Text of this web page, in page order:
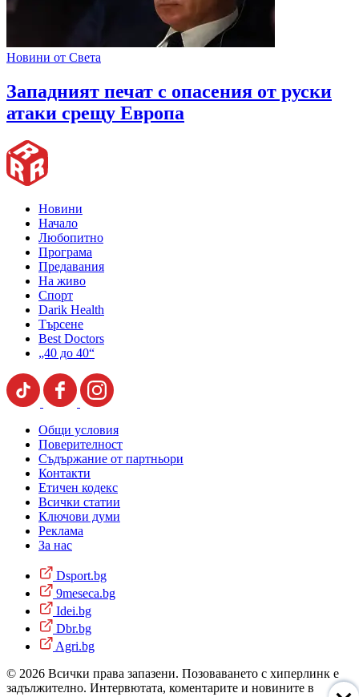
Новини от Света
Западният печат с опасения от руски
атаки срещу Европа
Новини
Начало
Любопитно
Програма
Предавания
На живо
Спорт
Darik Health
Търсене
Best Doctors
„40 до 40“
Общи условия
Поверителност
Съдържание от партньори
Контакти
Етичен кодекс
Всички статии
Ключови думи
Реклама
За нас
Dsport.bg
9meseca.bg
Idei.bg
Dbr.bg
Agri.bg
© 2026 Всички права запазени. Позоваването с хиперлинк е
задължително. Интервютата, коментарите и новините в